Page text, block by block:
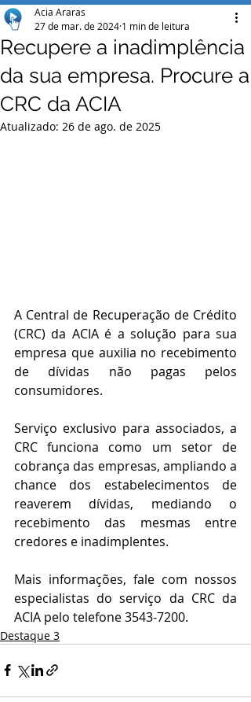
Recupere a inadimplência
da sua empresa. Procure a
CRC da ACIA
Acia Araras
27 de mar. de 2024 1 min de leitura
Atualizado: 26 de ago. de 2025
A Central de Recuperação de Crédito
(CRC) da ACIA é a solução para sua
empresa que auxilia no recebimento
de dívidas não pagas pelos
consumidores.
Serviço exclusivo para associados, a
CRC funciona como um setor de
cobrança das empresas, ampliando a
chance dos estabelecimentos de
reaverem dívidas, mediando o
recebimento das mesmas entre
credores e inadimplentes.
Mais informações, fale com nossos
especialistas do serviço da CRC da
ACIA pelo telefone 3543-7200.
Destaque 3